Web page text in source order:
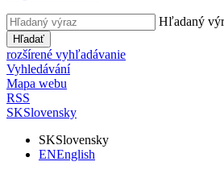
Hľadaný
Hľadať
rozšírené vyhľadávanie
Vyhledávání
Mapa webu
RSS
SKSlovensky
SKSlovensky
ENEnglish